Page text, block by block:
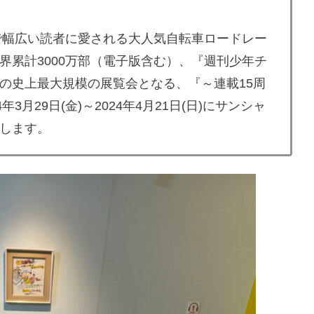
広い読者に愛される大人気自転車ロードレー
累計3000万部（電子版含む）、『週刊少年チ
史上最大規模の展覧会となる、『～連載15周
3月29日(金)～2024年4月21日(日)にサンシャ
ます。